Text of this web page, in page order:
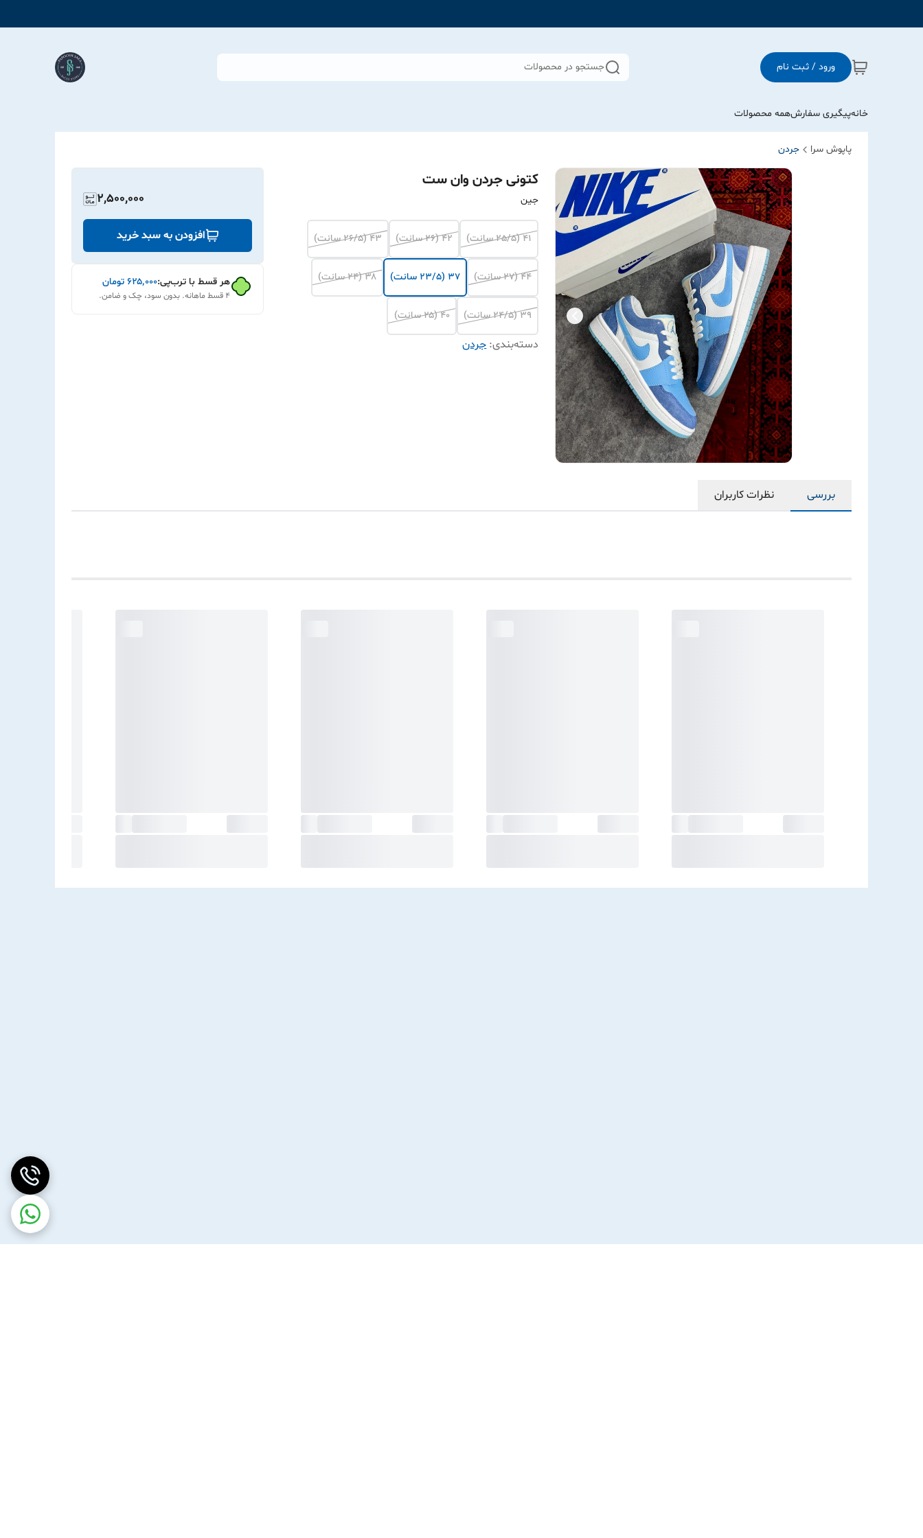
ورود / ثبت نام جستجو در محصولات
خانهپیگیری سفارشهمه محصولات
پاپوش سرا جردن
کتونی جردن وان ست
جین
۴۱ (25/5 سانت) ۴۲ (26 سانت) ۴۳ (26/5 سانت)
۴۴ (27 سانت) ۳۷ (۲۳/۵ سانت) ۳۸ (۲۴ سانت)
۳۹ (۲۴/۵ سانت) ۴۰ (۲۵ سانت)
دسته‌بندی:جردن
2,500,000
افزودن به سبد خرید
هر قسط با ترب‌پی:۶۲۵٬۰۰۰ تومان
۴ قسط ماهانه. بدون سود، چک و ضامن.
بررسی نظرات کاربران